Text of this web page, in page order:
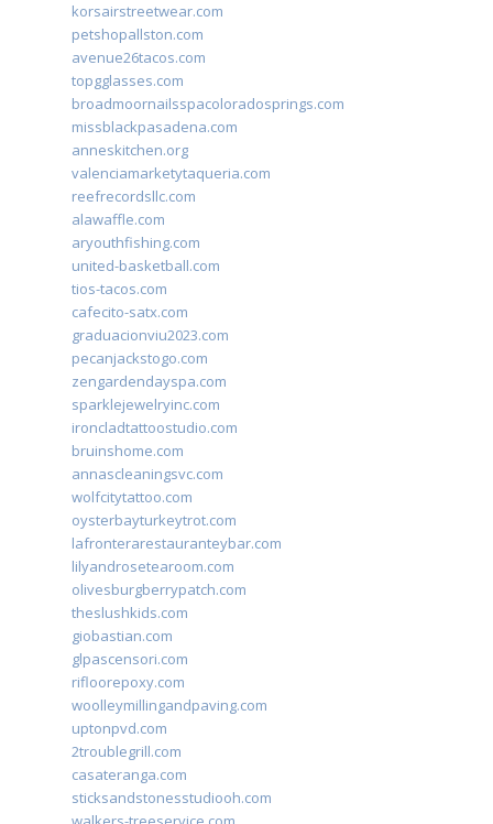
korsairstreetwear.com
petshopallston.com
avenue26tacos.com
topgglasses.com
broadmoornailsspacoloradosprings.com
missblackpasadena.com
anneskitchen.org
valenciamarketytaqueria.com
reefrecordsllc.com
alawaffle.com
aryouthfishing.com
united-basketball.com
tios-tacos.com
cafecito-satx.com
graduacionviu2023.com
pecanjackstogo.com
zengardendayspa.com
sparklejewelryinc.com
ironcladtattoostudio.com
bruinshome.com
annascleaningsvc.com
wolfcitytattoo.com
oysterbayturkeytrot.com
lafronterarestauranteybar.com
lilyandrosetearoom.com
olivesburgberrypatch.com
theslushkids.com
giobastian.com
glpascensori.com
rifloorepoxy.com
woolleymillingandpaving.com
uptonpvd.com
2troublegrill.com
casateranga.com
sticksandstonesstudiooh.com